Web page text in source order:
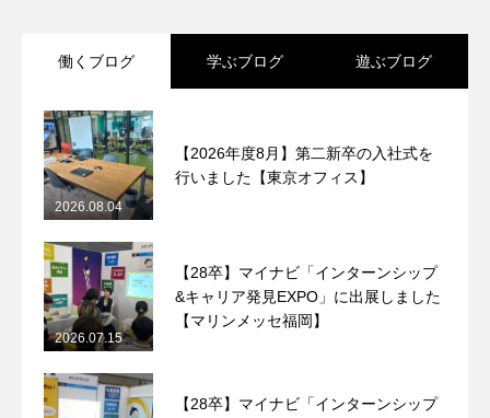
働くブログ 学ぶブログ 遊ぶブログ
【2026年度8月】第二新卒の入社式を
行いました【東京オフィス】
2026.08.04
【28卒】マイナビ「インターンシップ
&キャリア発見EXPO」に出展しました
【マリンメッセ福岡】
2026.07.15
【28卒】マイナビ「インターンシップ